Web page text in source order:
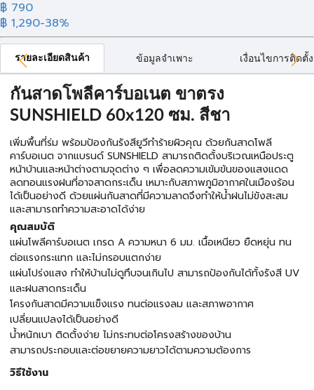
฿ 790
฿ 1,290-38%
รายละเอียดสินค้า ข้อมูลจำเพาะ เงื่อนไขการติดตั้ง
กันสาดโพลีคาร์บอเนต ขาตรง
SUNSHIELD 60x120 ซม. สีชา
เพิ่มพื้นที่ร่ม พร้อมป้องกันรังสียูวีทำร้ายผิวคุณ ด้วยกันสาดโพลี
คาร์บอเนต จากแบรนด์ SUNSHIELD สามารถติดตั้งบริเวณเหนือประตู
หน้าบ้านและหน้าต่างตามจุดต่าง ๆ เพื่อลดความเข้มข้นของแสงแดด
ลดทอนแรงฝนที่อาจสาดกระเด็น เหมาะกับสภาพภูมิอากาศในเมืองร้อน
ได้เป็นอย่างดี ด้วยแผ่นกันสาดที่มีความลาดจึงทำให้น้ำฝนไม่ขังสะสม
และสามารถทำความสะอาดได้ง่าย
คุณสมบัติ
แผ่นโพลีคาร์บอเนต เกรด A ความหนา 6 มม. เนื้อเหนียว ยืดหยุ่น ทน
ต่อแรงกระแทก และไม่กรอบแตกง่าย
แผ่นโปร่งแสง ทำให้บ้านไม่ดูทึบจนเกินไป สามารถป้องกันได้ทั้งรังสี UV
และฝนสาดกระเด็น
โครงกันสาดมีความแข็งแรง ทนต่อแรงลม และสภาพอากาศ
เปลี่ยนแปลงได้เป็นอย่างดี
น้ำหนักเบา ติดตั้งง่าย ไม่กระทบต่อโครงสร้างของบ้าน
สามารถประกอบและต่อขยายความยาวได้ตามความต้องการ
วิธีใช้งาน